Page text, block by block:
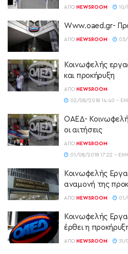
ΑΠΌ NEWSROOM 10/
Www.oaed.gr-
ΑΠΌ NEWSROOM 03/
Κοινωφελής
και προκήρυξη
ΑΠΌ NEWSROOM
02/08/2018 14:40 -
ΟΑΕΔ-
οι αιτήσεις
ΑΠΌ NEWSROOM
01/08/2018 17:22 -
Κοινωφελής
αναμονή της
ΑΠΌ NEWSROOM 01/
Κοινωφελής
έρθει η
ΑΠΌ NEWSROOM 31/